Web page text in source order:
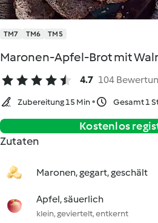
TM7 TM6 TM5
Maronen-Apfel-Brot mit
4.7 104
Zubereitung 15 Min Gesamt 1
Kostenlos
Zutaten
Maronen, gegart, geschält
Apfel, säuerlich
klein, geviertelt, entkernt